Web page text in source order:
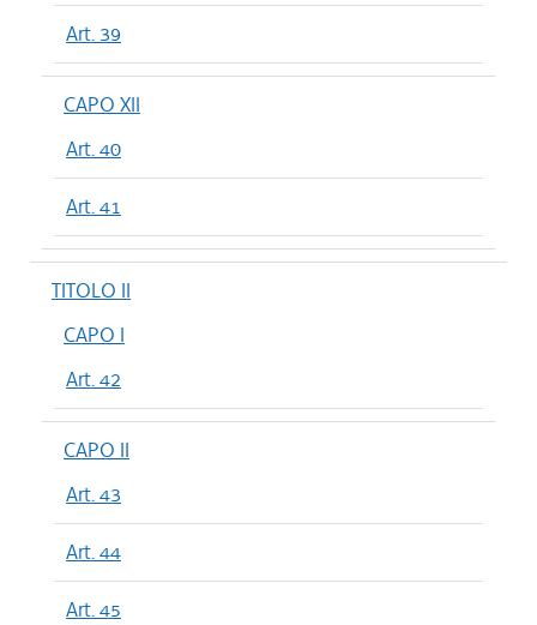
Art. 39
CAPO XII
Art. 40
Art. 41
TITOLO II
CAPO I
Art. 42
CAPO II
Art. 43
Art. 44
Art. 45